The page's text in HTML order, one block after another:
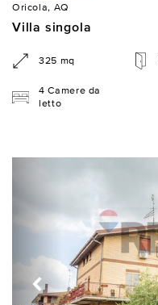
Oricola, AQ
Villa singola
325 mq
4 Camere da
letto